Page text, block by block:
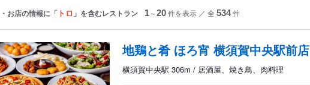
駅
浦駅
駅
県立大学駅
堀ノ内駅
京急大津駅
馬堀海岸駅
浦賀駅
ＹＲＰ野比駅
京急長沢駅
津久井浜駅
お店の情報に「 トロ 」を含むレストラン 1～20件を表示 ／ 全 534件
地鶏と肴 ほろ宵 横須賀中央駅前店
横須賀中央駅 306m / 居酒屋、焼き鳥、肉料理